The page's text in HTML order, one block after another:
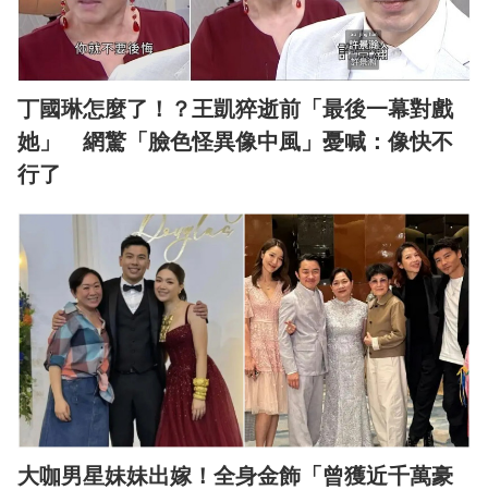
丁國琳怎麼了！？王凱猝逝前「最後一幕對戲
她」 網驚「臉色怪異像中風」憂喊：像快不
行了
大咖男星妹妹出嫁！全身金飾「曾獲近千萬豪